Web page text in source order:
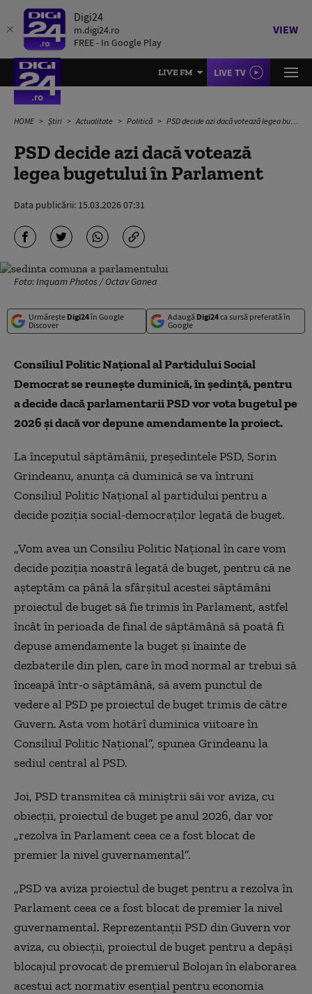
Digi24
m.digi24.ro
FREE - In Google Play
VIEW
LIVE FM LIVE TV
HOME Știri Actualitate Politică PSD decide azi dacă votează legea bugetului în Parlament
PSD decide azi dacă votează
legea bugetului în Parlament
Data publicării: 15.03.2026 07:31
Foto: Inquam Photos / Octav Ganea
Urmărește Digi24în Google
Discover
Adaugă Digi24ca sursă preferată în
Google
Consiliul Politic Naţional al Partidului Social
Democrat se reuneşte duminică, în şedinţă, pentru
a decide dacă parlamentarii PSD vor vota bugetul pe
2026 şi dacă vor depune amendamente la proiect.
La începutul săptămânii, preşedintele PSD, Sorin
Grindeanu, anunţa că duminică se va întruni
Consiliul Politic Naţional al partidului pentru a
decide poziţia social-democraţilor legată de buget.
„Vom avea un Consiliu Politic Naţional în care vom
decide poziţia noastră legată de buget, pentru că ne
aşteptăm ca până la sfârşitul acestei săptămâni
proiectul de buget să fie trimis în Parlament, astfel
încât în perioada de final de săptămână să poată fi
depuse amendamente la buget şi înainte de
dezbaterile din plen, care în mod normal ar trebui să
înceapă într-o săptămână, să avem punctul de
vedere al PSD pe proiectul de buget trimis de către
Guvern. Asta vom hotărî duminica viitoare în
Consiliul Politic Naţional”, spunea Grindeanu la
sediul central al PSD.
Joi, PSD transmitea că miniştrii săi vor aviza, cu
obiecţii, proiectul de buget pe anul 2026, dar vor
„rezolva în Parlament ceea ce a fost blocat de
premier la nivel guvernamental”.
„PSD va aviza proiectul de buget pentru a rezolva în
Parlament ceea ce a fost blocat de premier la nivel
guvernamental. Reprezentanţii PSD din Guvern vor
aviza, cu obiecţii, proiectul de buget pentru a depăşi
blocajul provocat de premierul Bolojan în elaborarea
acestui act normativ esenţial pentru economia